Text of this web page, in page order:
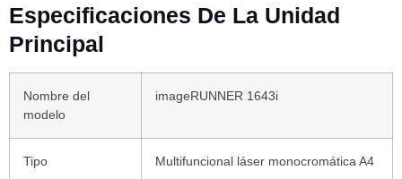
Especificaciones De La Unidad
Principal
Nombre del
modelo
imageRUNNER 1643i
Tipo Multifuncional láser monocromática A4